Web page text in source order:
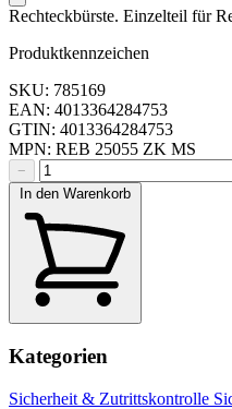
Rechteckbürste. Einzelteil für
Produktkennzeichen
SKU: 785169
EAN: 4013364284753
GTIN: 4013364284753
MPN: REB 25055 ZK MS
−
In den Warenkorb
Kategorien
Sicherheit & Zutrittskontrolle